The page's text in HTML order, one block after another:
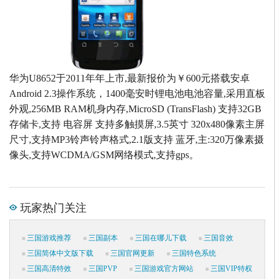
华为U8652于2011年年上市,最新报价为￥600元搭载安卓
Android 2.3操作系统，1400毫安时锂电池电池容量,采用直板
外观,256MB RAM机身内存,MicroSD (TransFlash) 支持32GB
存储卡,支持 电容屏 支持多触摸屏,3.5英寸 320x480像素主屏
尺寸,支持MP3铃声铃声格式,2.1版支持 蓝牙,主:320万像素摄
像头,支持WCDMA/GSM网络模式,支持gps。
玩家热门关注
三国游戏推荐 三国副本 三国在哪儿下载
三国音效
三国简体中文版下载
三国官网更新
三国特色系统
三国高清特效
三国PVP 三国游戏官方网站
三国VIP特权